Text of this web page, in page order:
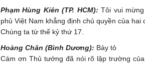
Phạm Hùng Kiên (TP. HCM): Tôi vui
phủ Việt Nam khẳng định chủ quyền của
Chúng ta từ thế kỷ thứ 17.
Hoàng Chân (Bình Dương): Bày tỏ
Cám ơn Thủ tướng đã nói rõ lập trường